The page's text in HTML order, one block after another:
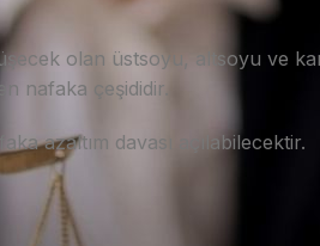
olan üstsoyu, altsoyu
nafaka çeşididir.
azaltım davası açılabilecektir.